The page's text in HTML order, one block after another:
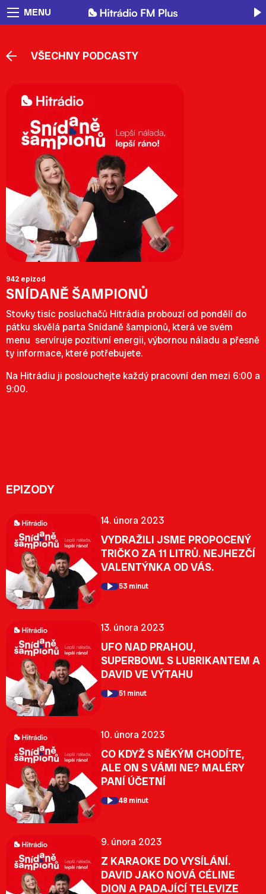
MENU
VŠECHNY PODCASTY
942 epizod
SNÍDANĚ ŠAMPIONŮ
Stovky tisíc posluchačů Hitrádia probouzí od pondělí do
pátku skvělá parta Snídaně šampionů, která ve svém
menu servíruje pozitivní energii, výbornou náladu a přesně
ty informace, které potřebujete.
Na Hitrádiu ji poslouchejte každý pracovní den mezi 6:00 a
9:00.
EPIZODY
14. února 2023
VYDRAŽILI JSME PROPOCENÝ
TRIČKO ZA 11 LITRŮ. NEJHEZČÍ
VALENTÝNKA OD VÁS.
53 minut
13. února 2023
UFO NAD PRAHOU,
SUPERBOWL S LUBRIKANTEM A
DAVID VE VÝTAHU
51 minut
10. února 2023
CO KDYŽ S NĚKÝM CHODÍTE,
ALE ON S VÁMI NE? MALÉRY
PANÍ ÚČETNÍ
48 minut
9. února 2023
Z KARAOKE DO VYSÍLÁNÍ.
DAVID JAKO NOVÁ CÉLINE
DION A PADAJÍCÍ TELEVIZE